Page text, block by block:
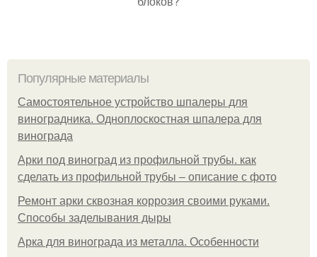
Популярные материалы
Самостоятельное устройство шпалеры для
виноградника. Одноплоскостная шпалера для
винограда
Арки под виноград из профильной трубы. как
сделать из профильной трубы – описание с фото
Ремонт арки сквозная коррозия своими руками.
Способы заделывания дыры
Арка для винограда из металла. Особенности